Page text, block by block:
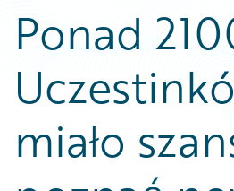
Ponad
miało